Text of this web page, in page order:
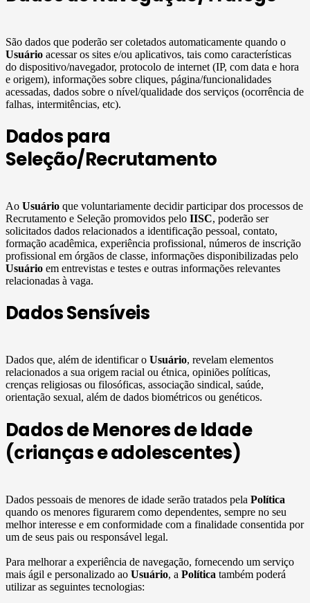
São dados que poderão ser coletados automaticamente quando o
Usuário acessar os sites e/ou aplicativos, tais como características
do dispositivo/navegador, protocolo de internet (IP, com data e hora
e origem), informações sobre cliques, página/funcionalidades
acessadas, dados sobre o nível/qualidade dos serviços (ocorrência de
falhas, intermitências, etc).
Dados para
Seleção/Recrutamento
Ao Usuário que voluntariamente decidir participar dos processos de
Recrutamento e Seleção promovidos pelo IISC, poderão ser
solicitados dados relacionados a identificação pessoal, contato,
formação acadêmica, experiência profissional, números de inscrição
profissional em órgãos de classe, informações disponibilizadas pelo
Usuário em entrevistas e testes e outras informações relevantes
relacionadas à vaga.
Dados Sensíveis
Dados que, além de identificar o Usuário, revelam elementos
relacionados a sua origem racial ou étnica, opiniões políticas,
crenças religiosas ou filosóficas, associação sindical, saúde,
orientação sexual, além de dados biométricos ou genéticos.
Dados de Menores de Idade
(crianças e adolescentes)
Dados pessoais de menores de idade serão tratados pela Política
quando os menores figurarem como dependentes, sempre no seu
melhor interesse e em conformidade com a finalidade consentida por
um de seus pais ou responsável legal.
Para melhorar a experiência de navegação, fornecendo um serviço
mais ágil e personalizado ao Usuário, a Política também poderá
utilizar as seguintes tecnologias: